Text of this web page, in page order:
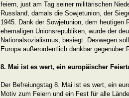
feiern, just am Tag seiner militärischen
Russland, damals die Sowjetunion, der
1945. Dank der Sowjetunion, dem heutigen
ehemaligen Unionsrepubliken, wurde der
Nationalsozialismus, besiegt. Deswegen
Europa außerordentlich dankbar gegenüber
8. Mai ist es wert, ein europäischer
Der Befreiungstag 8. Mai ist es wert, ein
Motiv zum Feiern und ein Fest für alle